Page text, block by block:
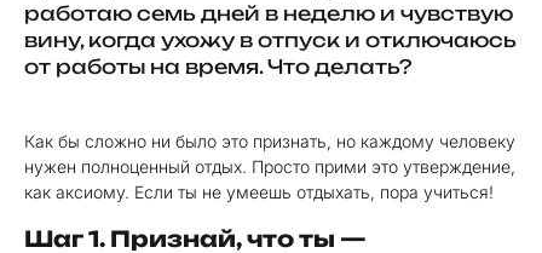
работаю семь дней в неделю и чувствую
вину, когда ухожу в отпуск и отключаюсь
от работы на время. Что делать?
Как бы сложно ни было это признать, но каждому человеку
нужен полноценный отдых. Просто прими это утверждение,
как аксиому. Если ты не умеешь отдыхать, пора учиться!
Шаг 1. Признай, что ты —